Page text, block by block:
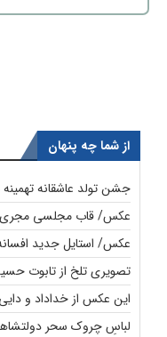
از شما چه پنهان
جشن تولد عاشقانه
عکس/ قاب مجلسی مجری
عکس/ استایل جدید افسانه
تصویری تلخ از تابوت
این عکس از خداداد و
لباسِ چروک سحر